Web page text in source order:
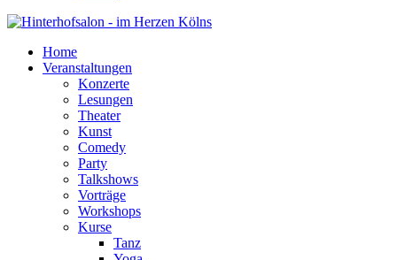
Home
Veranstaltungen
Konzerte
Lesungen
Theater
Kunst
Comedy
Party
Talkshows
Vorträge
Workshops
Kurse
Tanz